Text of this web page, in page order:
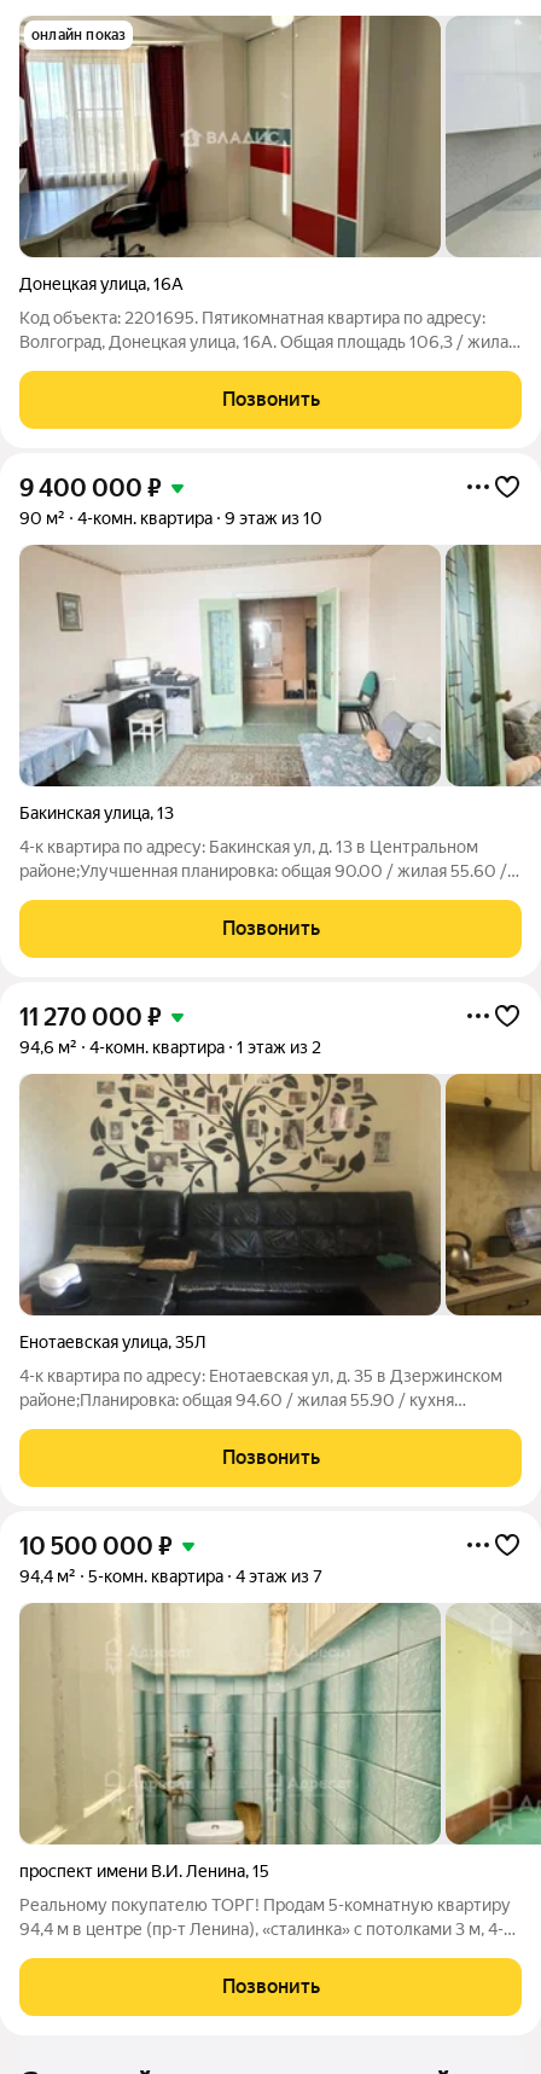
онлайн показ
Донецкая улица,16А
Код объекта: 2201695. Пятикомнатная квартира по адресу:
Волгоград, Донецкая улица, 16А. Общая площадь 106,3 / жилая
ощущение простора. Пространство продуманно: большие
изолированные комнаты
Позвонить
9 400 000 ₽
90 м² 4-комн. квартира 9 этаж из 10
Бакинская улица,13
4-к квартира по адресу: Бакинская ул, д. 13 в Центральном
районе;Улучшенная планировка: общая 90.00 / жилая 55.60 /
метровКвартира в хорошем состоянии. Пластиковые окна. На
полу линолеум.
Позвонить
11 270 000 ₽
94,6 м² 4-комн. квартира 1 этаж из 2
Енотаевская улица,35Л
4-к квартира по адресу: Енотаевская ул, д. 35 в Дзержинском
районе;Планировка: общая 94.60 / жилая 55.90 / кухня
метровПредставляем вашему вниманию прекрасную
четырехкомнатную квартиру общей
Позвонить
10 500 000 ₽
94,4 м² 5-комн. квартира 4 этаж из 7
проспект имени В.И. Ленина,15
Реальному покупателю ТОРГ! Продам 5-комнатную квартиру
94,4 м в центре (пр-т Ленина), «сталинка» с потолками 3 м, 4-й
Потолки
Позвонить